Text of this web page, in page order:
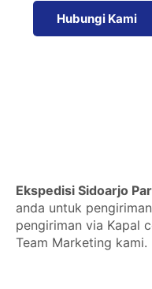
Hubungi Kami
Ekspedisi Sidoarjo
anda untuk
pengiriman via Kapal
Team Marketing kami.